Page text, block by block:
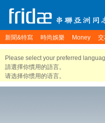
新聞&特寫 時尚娛樂 Money 交
Please select your preferred
請選擇你慣用的語言。
请选择你惯用的语言。